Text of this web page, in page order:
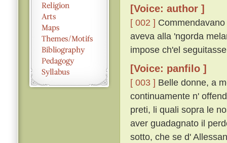
[Voice: author ]
[ 002 ]
aveva alla 'ngorda
impose ch'el
[Voice: panfilo ]
[ 003 ] Belle donne, a
continuamente n'
preti, li quali sopra le
aver guadagnato il
sotto, che se d'